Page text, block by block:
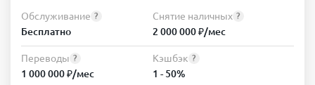
Обслуживание ?
Бесплатно
Снятие наличных ?
2 000 000 ₽/мес
Переводы ?
1 000 000 ₽/мес
Кэшбэк ?
1 - 50%